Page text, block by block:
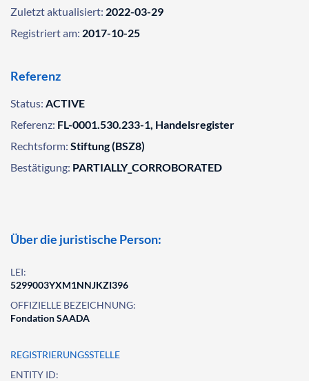
Zuletzt aktualisiert: 2022-03-29
Registriert am: 2017-10-25
Referenz
Status: ACTIVE
Referenz: FL-0001.530.233-1, Handelsregister
Rechtsform: Stiftung (BSZ8)
Bestätigung: PARTIALLY_CORROBORATED
Über die juristische Person:
LEI:
5299003YXM1NNJKZI396
OFFIZIELLE BEZEICHNUNG:
Fondation SAADA
REGISTRIERUNGSSTELLE
ENTITY ID: